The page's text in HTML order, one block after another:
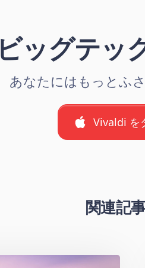
ビッグテッ
あなたにはもっとふ
Vivaldi を
関連記